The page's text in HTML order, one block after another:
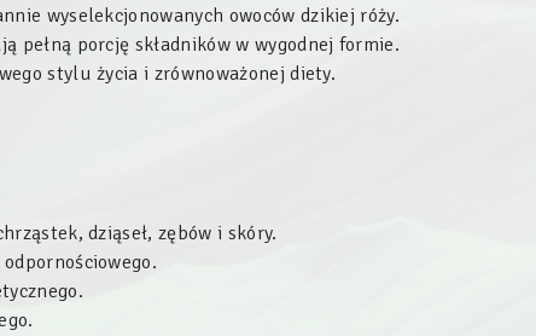
wyselekcjonowanych owoców dzikiej róży.
pełną porcję składników w wygodnej formie.
stylu życia i zrównoważonej diety.
dziąseł, zębów i skóry.